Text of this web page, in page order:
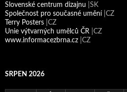
Slovenské centrum dizajnu |SK
Společnost pro současné umění |CZ
Terry Posters |CZ
Unie výtvarných umělců ČR |CZ
www.informacezbrna.cz |CZ
SRPEN 2026